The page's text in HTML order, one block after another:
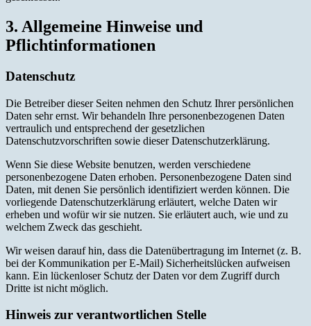
3. Allgemeine Hinweise und
Pflichtinformationen
Datenschutz
Die Betreiber dieser Seiten nehmen den Schutz Ihrer persönlichen
Daten sehr ernst. Wir behandeln Ihre personenbezogenen Daten
vertraulich und entsprechend der gesetzlichen
Datenschutzvorschriften sowie dieser Datenschutzerklärung.
Wenn Sie diese Website benutzen, werden verschiedene
personenbezogene Daten erhoben. Personenbezogene Daten sind
Daten, mit denen Sie persönlich identifiziert werden können. Die
vorliegende Datenschutzerklärung erläutert, welche Daten wir
erheben und wofür wir sie nutzen. Sie erläutert auch, wie und zu
welchem Zweck das geschieht.
Wir weisen darauf hin, dass die Datenübertragung im Internet (z. B.
bei der Kommunikation per E-Mail) Sicherheitslücken aufweisen
kann. Ein lückenloser Schutz der Daten vor dem Zugriff durch
Dritte ist nicht möglich.
Hinweis zur verantwortlichen Stelle